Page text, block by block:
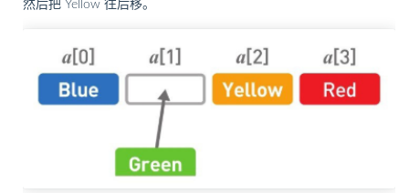
然后把 Yellow 往后移。